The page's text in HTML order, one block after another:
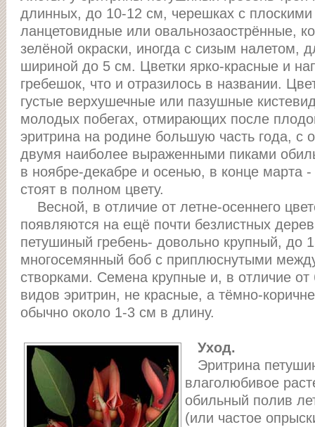
длинных, до 10-12 см, черешках с
ланцетовидные или овальнозаострённые,
зелёной окраски, иногда с сизым налетом,
шириной до 5 см. Цветки ярко-красные и
гребешок, что и отразилось в названии.
густые верхушечные или пазушные
молодых побегах, отмирающих после
эритрина на родине большую часть года, с
двумя наиболее выраженными пиками
в ноябре-декабре и осенью, в конце марта -
стоят в полном цвету.
Весной, в отличие от летне-осеннего
появляются на ещё почти безлистных
петушиный гребень- довольно крупный, до
многосемянный боб с приплюснутыми
створками. Семена крупные и, в отличие от
видов эритрин, не красные, а тёмно-
обычно около 1-3 см в длину.
Уход.
Эритрина
влаголюбивое
обильный полив
(или частое